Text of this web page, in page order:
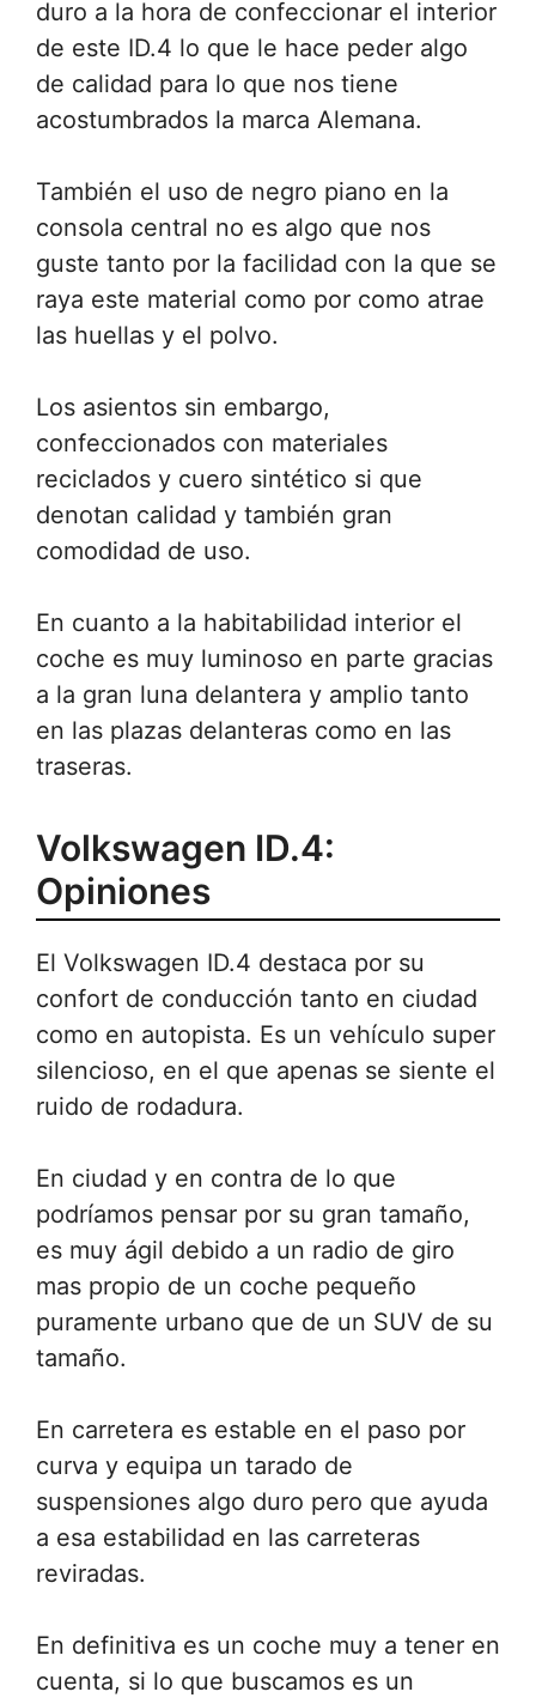
duro a la hora de confeccionar el interior
de este ID.4 lo que le hace peder algo
de calidad para lo que nos tiene
acostumbrados la marca Alemana.
También el uso de negro piano en la
consola central no es algo que nos
guste tanto por la facilidad con la que se
raya este material como por como atrae
las huellas y el polvo.
Los asientos sin embargo,
confeccionados con materiales
reciclados y cuero sintético si que
denotan calidad y también gran
comodidad de uso.
En cuanto a la habitabilidad interior el
coche es muy luminoso en parte gracias
a la gran luna delantera y amplio tanto
en las plazas delanteras como en las
traseras.
Volkswagen ID.4:
Opiniones
El Volkswagen ID.4 destaca por su
confort de conducción tanto en ciudad
como en autopista. Es un vehículo super
silencioso, en el que apenas se siente el
ruido de rodadura.
En ciudad y en contra de lo que
podríamos pensar por su gran tamaño,
es muy ágil debido a un radio de giro
mas propio de un coche pequeño
puramente urbano que de un SUV de su
tamaño.
En carretera es estable en el paso por
curva y equipa un tarado de
suspensiones algo duro pero que ayuda
a esa estabilidad en las carreteras
reviradas.
En definitiva es un coche muy a tener en
cuenta, si lo que buscamos es un